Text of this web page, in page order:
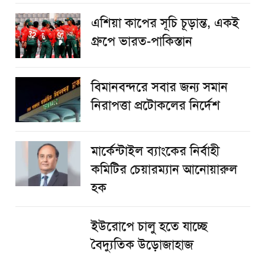
এশিয়া কাপের সূচি চূড়ান্ত, একই
গ্রুপে ভারত-পাকিস্তান
বিমানবন্দরে সবার জন্য সমান
নিরাপত্তা প্রটোকলের নির্দেশ
মার্কেন্টাইল ব্যাংকের নির্বাহী
কমিটির চেয়ারম্যান আনোয়ারুল
হক
ইউরোপে চালু হতে যাচ্ছে
বৈদ্যুতিক উড়োজাহাজ